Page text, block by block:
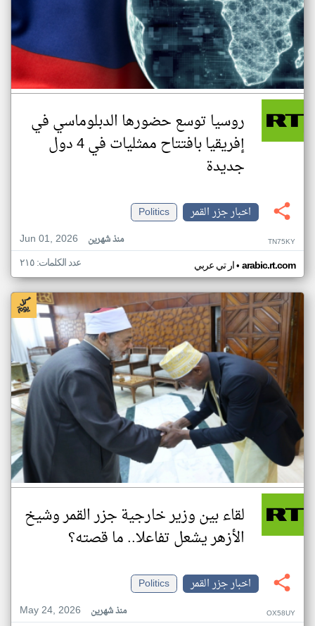
روسيا توسع حضورها الدبلوماسي في
إفريقيا بافتتاح ممثليات في 4 دول
جديدة
اخبار جزر القمر
Politics
Jun 01, 2026
منذ شهرين TN75KY
ار تي عربي• arabic.rt.com عدد الكلمات: ٢١٥
لقاء بين وزير خارجية جزر القمر وشيخ
الأزهر يشعل تفاعلا.. ما قصته؟
اخبار جزر القمر
Politics
May 24, 2026
منذ شهرين OX58UY